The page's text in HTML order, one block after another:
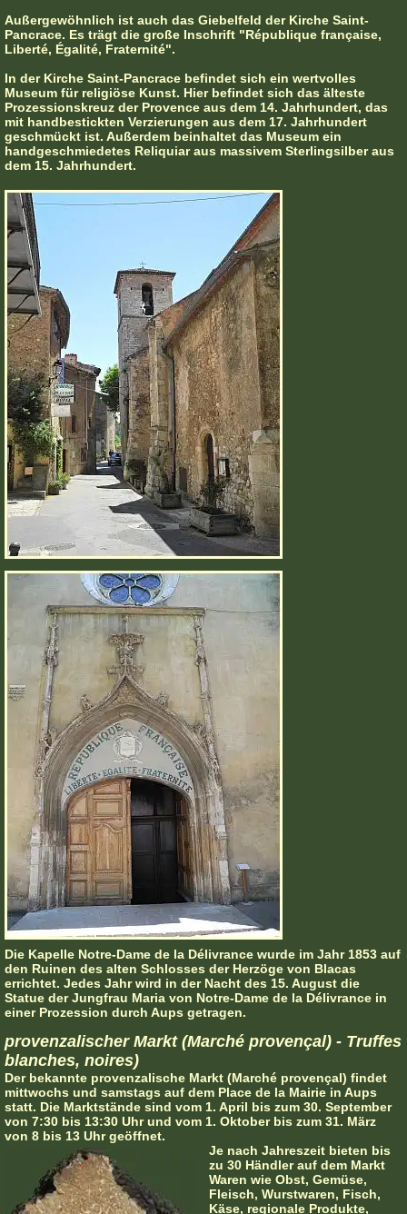
Außergewöhnlich ist auch das Giebelfeld der Kirche Saint-
Pancrace. Es trägt die große Inschrift "République française,
Liberté, Égalité, Fraternité".
In der Kirche Saint-Pancrace befindet sich ein wertvolles
Museum für religiöse Kunst. Hier befindet sich das älteste
Prozessionskreuz der Provence aus dem 14. Jahrhundert, das
mit handbestickten Verzierungen aus dem 17. Jahrhundert
geschmückt ist. Außerdem beinhaltet das Museum ein
handgeschmiedetes Reliquiar aus massivem Sterlingsilber aus
dem 15. Jahrhundert.
Die Kapelle Notre-Dame de la Délivrance wurde im Jahr 1853 auf
den Ruinen des alten Schlosses der Herzöge von Blacas
errichtet. Jedes Jahr wird in der Nacht des 15. August die
Statue der Jungfrau Maria von Notre-Dame de la Délivrance in
einer Prozession durch Aups getragen.
provenzalischer Markt (Marché provençal) - Truffes
blanches, noires)
Der bekannte provenzalische Markt (Marché provençal) findet
mittwochs und samstags auf dem Place de la Mairie in Aups
statt. Die Marktstände sind vom 1. April bis zum 30. September
von 7:30 bis 13:30 Uhr und vom 1. Oktober bis zum 31. März
von 8 bis 13 Uhr geöffnet.
Je nach Jahreszeit bieten bis
zu 30 Händler auf dem Markt
Waren wie Obst, Gemüse,
Fleisch, Wurstwaren, Fisch,
Käse, regionale Produkte,